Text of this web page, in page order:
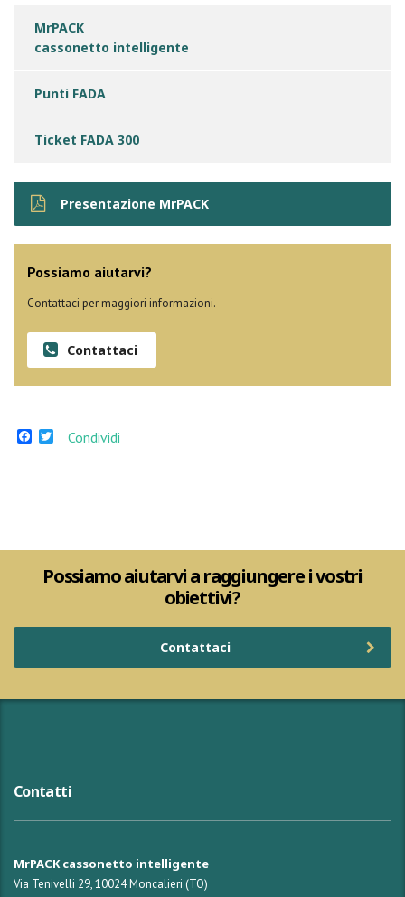
MrPACK
cassonetto intelligente
Punti FADA
Ticket FADA 300
Presentazione MrPACK
Possiamo aiutarvi?
Contattaci per maggiori informazioni.
Contattaci
Facebook
Twitter
Condividi
Possiamo aiutarvi a raggiungere i vostri
obiettivi?
Contattaci
Contatti
MrPACK cassonetto intelligente
Via Tenivelli 29, 10024 Moncalieri (TO)